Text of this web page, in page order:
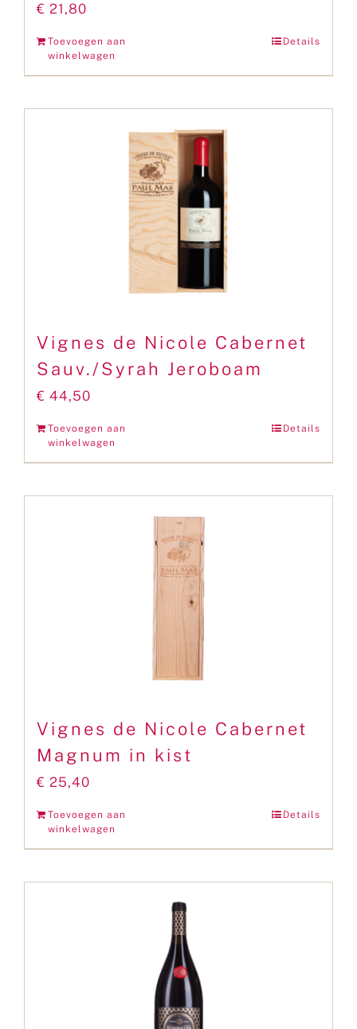
€ 21,80
Toevoegen aan
winkelwagen
Details
Vignes de Nicole Cabernet
Sauv./Syrah Jeroboam
€ 44,50
Toevoegen aan
winkelwagen
Details
Vignes de Nicole Cabernet
Magnum in kist
€ 25,40
Toevoegen aan
winkelwagen
Details